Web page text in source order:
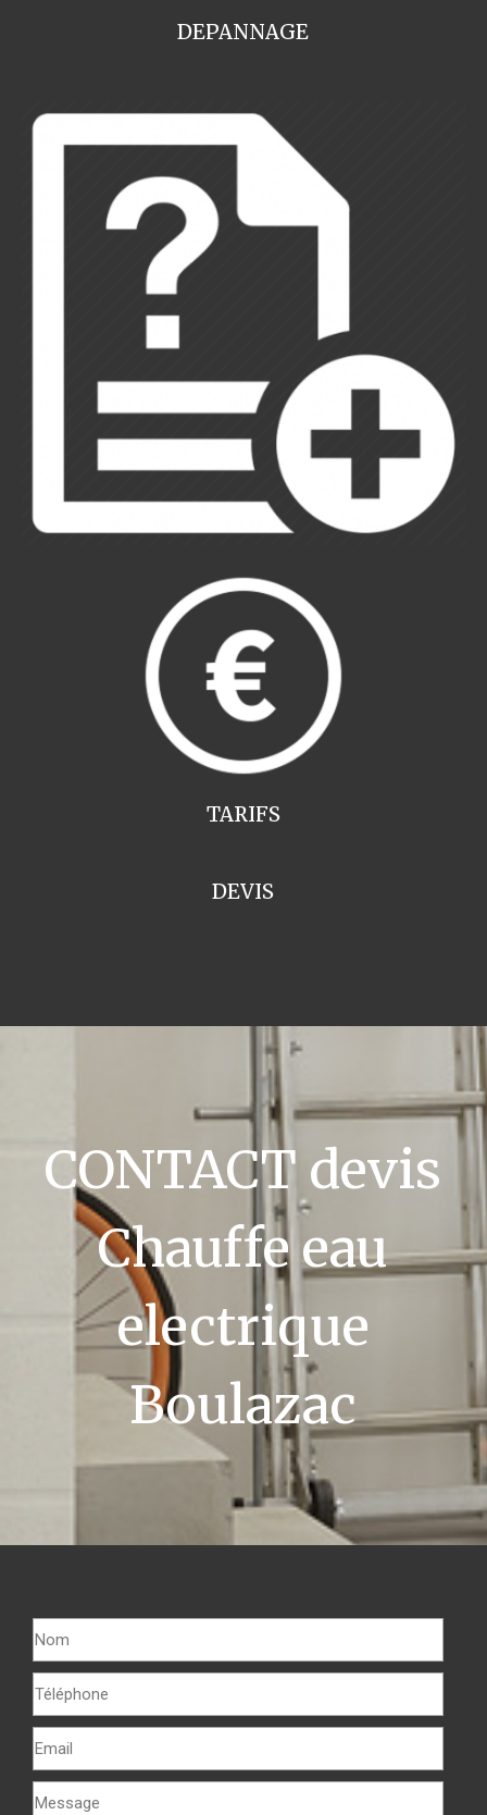
DEPANNAGE
TARIFS
DEVIS
CONTACT devis
Chauffe eau
electrique
Boulazac